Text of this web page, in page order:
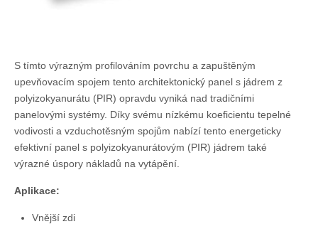
Spojovací materiál
Klempířské prvky
Pronájem plošin
Reference
O nás
O firmě
Certifikáty
Podporujeme
Kontakty
S tímto výrazným profilováním povrchu a zapuštěným
upevňovacím spojem tento architektonický panel s jádrem z
polyizokyanurátu (PIR) opravdu vyniká nad tradičními
panelovými systémy. Díky svému nízkému koeficientu tepelné
vodivosti a vzduchotěsným spojům nabízí tento energeticky
efektivní panel s polyizokyanurátovým (PIR) jádrem také
výrazné úspory nákladů na vytápění.
Aplikace:
Vnější zdi